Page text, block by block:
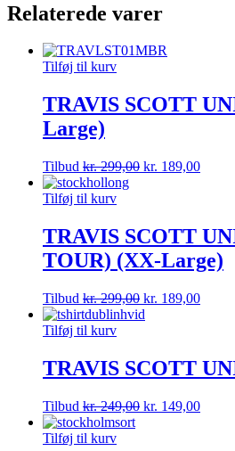
Relaterede varer
Tilføj til kurv
TRAVIS SCOTT
Large)
Tilbud kr.299,00 kr. 189,00
Tilføj til kurv
TRAVIS SCOTT
TOUR) (XX-Large)
Tilbud kr.299,00 kr. 189,00
Tilføj til kurv
TRAVIS SCOTT
Tilbud kr.249,00 kr. 149,00
Tilføj til kurv